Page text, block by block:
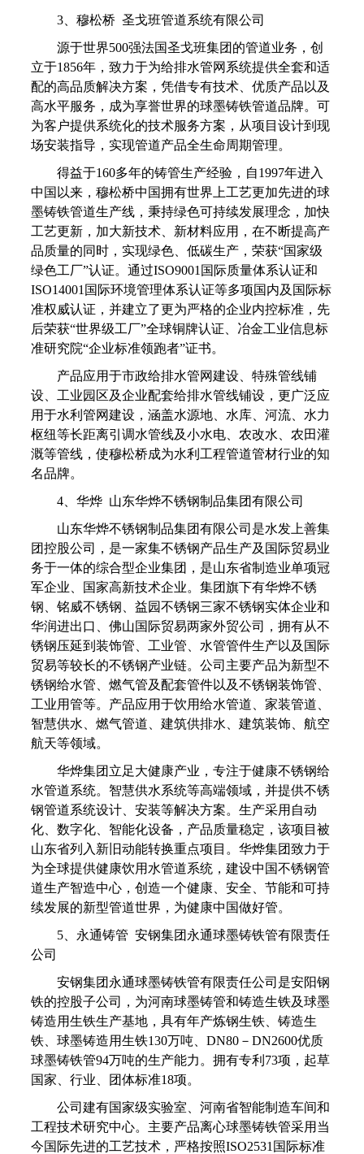
3、穆松桥 圣戈班管道系统有限公司
源于世界500强法国圣戈班集团的管道业务，创
立于1856年，致力于为给排水管网系统提供全套和适
配的高品质解决方案，凭借专有技术、优质产品以及
高水平服务，成为享誉世界的球墨铸铁管道品牌。可
为客户提供系统化的技术服务方案，从项目设计到现
场安装指导，实现管道产品全生命周期管理。
得益于160多年的铸管生产经验，自1997年进入
中国以来，穆松桥中国拥有世界上工艺更加先进的球
墨铸铁管道生产线，秉持绿色可持续发展理念，加快
工艺更新，加大新技术、新材料应用，在不断提高产
品质量的同时，实现绿色、低碳生产，荣获“国家级
绿色工厂”认证。通过ISO9001国际质量体系认证和
ISO14001国际环境管理体系认证等多项国内及国际标
准权威认证，并建立了更为严格的企业内控标准，先
后荣获“世界级工厂”全球铜牌认证、冶金工业信息标
准研究院“企业标准领跑者”证书。
产品应用于市政给排水管网建设、特殊管线铺
设、工业园区及企业配套给排水管线铺设，更广泛应
用于水利管网建设，涵盖水源地、水库、河流、水力
枢纽等长距离引调水管线及小水电、农改水、农田灌
溉等管线，使穆松桥成为水利工程管道管材行业的知
名品牌。
4、华烨 山东华烨不锈钢制品集团有限公司
山东华烨不锈钢制品集团有限公司是水发上善集
团控股公司，是一家集不锈钢产品生产及国际贸易业
务于一体的综合型企业集团，是山东省制造业单项冠
军企业、国家高新技术企业。集团旗下有华烨不锈
钢、铭威不锈钢、益园不锈钢三家不锈钢实体企业和
华润进出口、佛山国际贸易两家外贸公司，拥有从不
锈钢压延到装饰管、工业管、水管管件生产以及国际
贸易等较长的不锈钢产业链。公司主要产品为新型不
锈钢给水管、燃气管及配套管件以及不锈钢装饰管、
工业用管等。产品应用于饮用给水管道、家装管道、
智慧供水、燃气管道、建筑供排水、建筑装饰、航空
航天等领域。
华烨集团立足大健康产业，专注于健康不锈钢给
水管道系统。智慧供水系统等高端领域，并提供不锈
钢管道系统设计、安装等解决方案。生产采用自动
化、数字化、智能化设备，产品质量稳定，该项目被
山东省列入新旧动能转换重点项目。华烨集团致力于
为全球提供健康饮用水管道系统，建设中国不锈钢管
道生产智造中心，创造一个健康、安全、节能和可持
续发展的新型管道世界，为健康中国做好管。
5、永通铸管 安钢集团永通球墨铸铁管有限责任
公司
安钢集团永通球墨铸铁管有限责任公司是安阳钢
铁的控股子公司，为河南球墨铸管和铸造生铁及球墨
铸造用生铁生产基地，具有年产炼钢生铁、铸造生
铁、球墨铸造用生铁130万吨、DN80－DN2600优质
球墨铸铁管94万吨的生产能力。拥有专利73项，起草
国家、行业、团体标准18项。
公司建有国家级实验室、河南省智能制造车间和
工程技术研究中心。主要产品离心球墨铸铁管采用当
今国际先进的工艺技术，严格按照ISO2531国际标准